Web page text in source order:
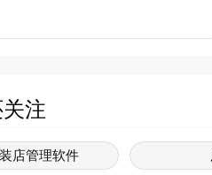
注
店管理软件